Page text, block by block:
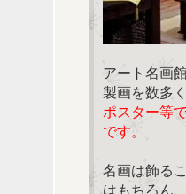
アート名画
製画を数多
ポスター等
です。
名画は飾る
はもちろん